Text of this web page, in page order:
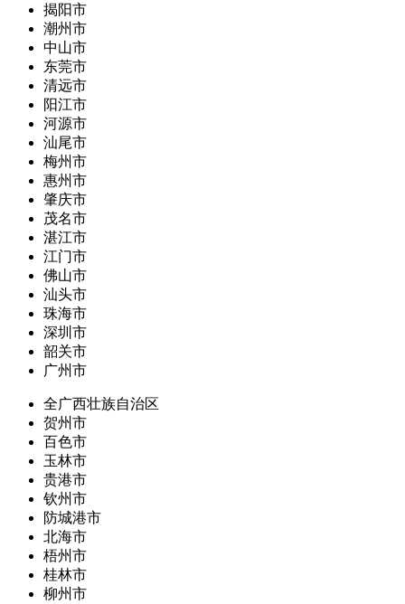
揭阳市
潮州市
中山市
东莞市
清远市
阳江市
河源市
汕尾市
梅州市
惠州市
肇庆市
茂名市
湛江市
江门市
佛山市
汕头市
珠海市
深圳市
韶关市
广州市
全广西壮族自治区
贺州市
百色市
玉林市
贵港市
钦州市
防城港市
北海市
梧州市
桂林市
柳州市